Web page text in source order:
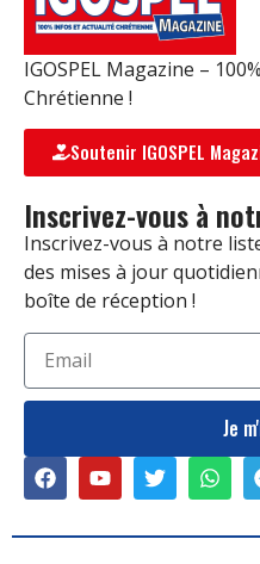
IGOSPEL Magazine –
Chrétienne !
Soutenir IGOSPEL
Inscrivez-vous à
Inscrivez-vous à notre
des mises à jour
boîte de réception !
Je